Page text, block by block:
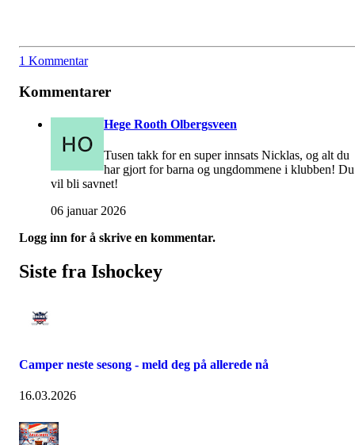
1 Kommentar
Kommentarer
Hege Rooth Olbergsveen
Tusen takk for en super innsats Nicklas, og alt du
har gjort for barna og ungdommene i klubben! Du
vil bli savnet!
06 januar 2026
Logg inn for å skrive en kommentar.
Siste fra Ishockey
Camper neste sesong - meld deg på allerede nå
16.03.2026